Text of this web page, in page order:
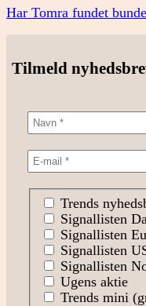
Har Tomra fundet
Tilmeld
Trends
Signallisten
Signallisten
Signallisten
Signallisten
Ugens aktie
Trends mini